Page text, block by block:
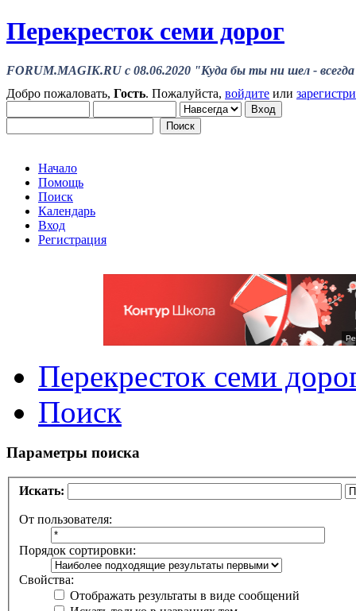
Перекресток семи дорог
FORUM.MAGIK.RU c 08.06.2020 "Куда бы ты ни шел - всегда
Добро пожаловать, Гость. Пожалуйста, войдите или
Начало
Помощь
Поиск
Календарь
Вход
Регистрация
Перекресток семи
Поиск
Параметры поиска
Искать:
От пользователя:
Порядок сортировки:
Свойства:
Отображать результаты в виде сообщений